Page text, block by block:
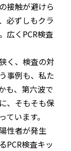
接触が避けら
必ずしもクラ
広くPCR検査
く、検査の対
事例も、私た
も、第六波で
、そもそも保
います。
性者が発生
PCR検査キッ